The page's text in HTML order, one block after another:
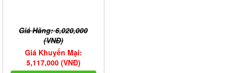
Giá Hãng: 6,020,000
(VNĐ)
Giá Khuyến Mại:
5,117,000 (VNĐ)